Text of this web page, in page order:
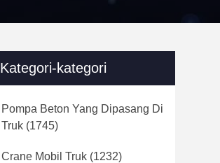
Kategori-kategori
Pompa Beton Yang Dipasang Di
Truk (1745)
Crane Mobil Truk (1232)